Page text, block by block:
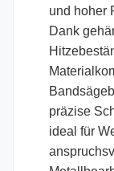
und hoher
Dank
präzise
ideal für